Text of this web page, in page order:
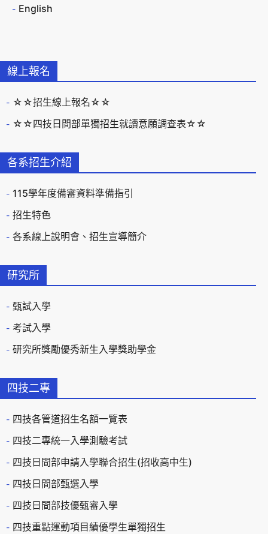
線上報名
☆☆招生線上報名☆☆
☆☆四技日間部單獨招生就讀意願調查表☆☆
各系招生介紹
115學年度備審資料準備指引
招生特色
各系線上說明會、招生宣導簡介
研究所
甄試入學
考試入學
研究所獎勵優秀新生入學獎助學金
四技二專
四技各管道招生名額一覽表
四技二專統一入學測驗考試
四技日間部申請入學聯合招生(招收高中生)
四技日間部甄選入學
四技日間部技優甄審入學
四技重點運動項目績優學生單獨招生
English